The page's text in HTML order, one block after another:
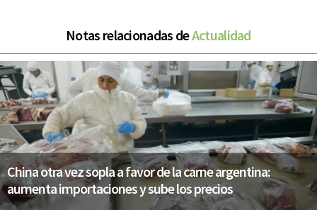
Notas relacionadas deActualidad
China otra vez sopla a favor de la carne argentina:
aumenta importaciones y sube los precios